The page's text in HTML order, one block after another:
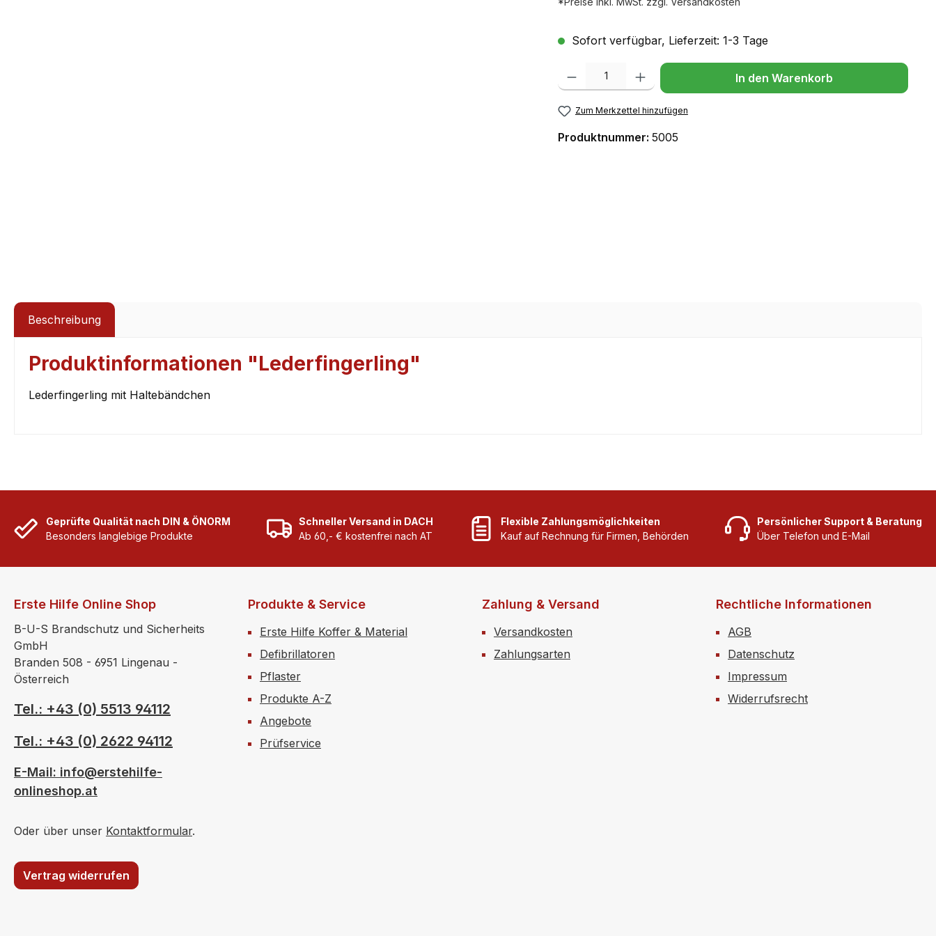
Sofort verfügbar, Lieferzeit: 1-3 Tage
Produkt Anzahl: Gib den gewünschten Wert ein oder benutze die Schaltflächen
In den Warenkorb
Zum Merkzettel hinzufügen
Produktnummer: 5005
Beschreibung
Produktinformationen "Lederfingerling"
Lederfingerling mit Haltebändchen
Geprüfte Qualität nach DIN & ÖNORM
Besonders langlebige Produkte
Schneller Versand in DACH
Ab 60,- € kostenfrei nach AT
Flexible Zahlungsmöglichkeiten
Kauf auf Rechnung für Firmen, Behörden
Persönlicher Support & Beratung
Über Telefon und E-Mail
Erste Hilfe Online Shop
B-U-S Brandschutz und Sicherheits
GmbH
Branden 508 - 6951 Lingenau -
Österreich
Tel.: +43 (0) 5513 94112
Tel.: +43 (0) 2622 94112
E-Mail: info@erstehilfe-
onlineshop.at
Oder über unser Kontaktformular.
Vertrag widerrufen
Produkte & Service
Erste Hilfe Koffer & Material
Defibrillatoren
Pflaster
Produkte A-Z
Angebote
Prüfservice
Zahlung & Versand
Versandkosten
Zahlungsarten
Rechtliche Informationen
AGB
Datenschutz
Impressum
Widerrufsrecht